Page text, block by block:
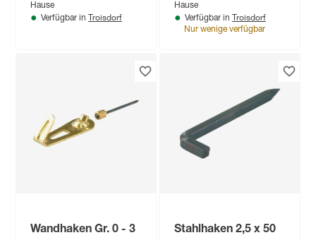
Hause
Verfügbar in Troisdorf
Hause
Verfügbar in Troisdorf
Nur wenige verfügbar
Wandhaken Gr. 0 - 3
Stahlhaken 2,5 x 50